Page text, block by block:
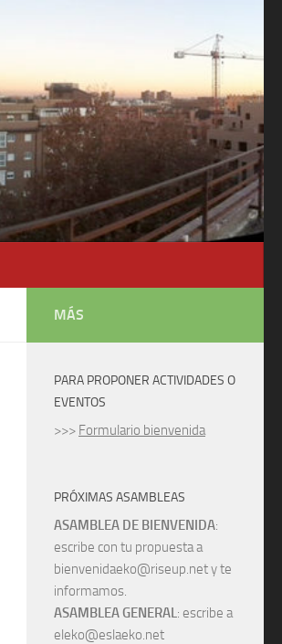
MÁS
PARA PROPONER ACTIVIDADES O
EVENTOS
>>> Formulario bienvenida
PRÓXIMAS ASAMBLEAS
ASAMBLEA DE BIENVENIDA:
escribe con tu propuesta a
bienvenidaeko@riseup.net y te
informamos.
ASAMBLEA GENERAL: escribe a
eleko@eslaeko.net